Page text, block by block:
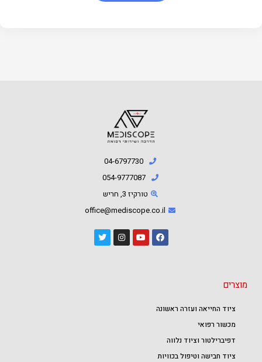
04-6797730
054-9777087⁩
טורקיז 3, חריש
office@mediscope.co.il
מוצרים
ציוד החייאה ועזרה ראשונה
מכשור רפואי
דפיברילטור וציוד נלווה
ציוד חבישה וטיפול בכוויות